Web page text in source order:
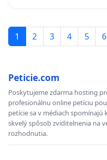
1 2 3 4 5 6
Peticie.com
Poskytujeme zdarma hosting
profesionálnu online petíciu
petície sa v médiach
skvelý spôsob zviditelnenia na
rozhodnutia.